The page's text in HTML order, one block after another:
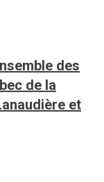
des
de la
et